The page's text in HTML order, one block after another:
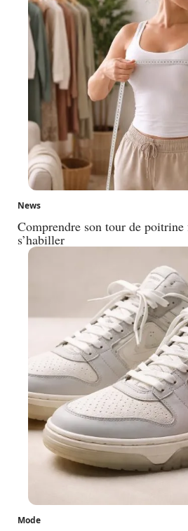
News
Comprendre son tour de
s’habiller
Mode